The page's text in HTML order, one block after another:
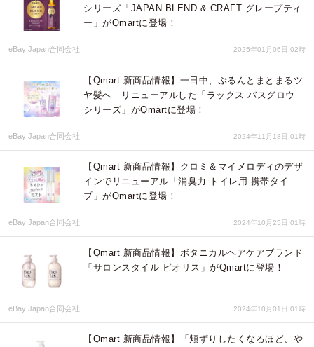
シリーズ「JAPAN BLEND & CRAFT グレープティ
ー」がQmartに登場！
eBay Japan合同会社 2025年01月06日 02時
【Qmart 新商品情報】一日中、ぷるんとまとまるツ
ヤ髪へ リニューアルした「ラックス バスグロウ
シリーズ」がQmartに登場！
eBay Japan合同会社 2024年11月18日 01時
【Qmart 新商品情報】クロミ＆マイメロディのデザ
インでリニューアル「消臭力 トイレ用 携帯タイ
プ」がQmartに登場！
eBay Japan合同会社 2024年10月25日 01時
【Qmart 新商品情報】ボタニカルヘアケアブランド
「サロンスタイル ビオリス」がQmartに登場！
eBay Japan合同会社 2024年10月01日 01時
【Qmart 新商品情報】「頬ずりしたくなるほど、や